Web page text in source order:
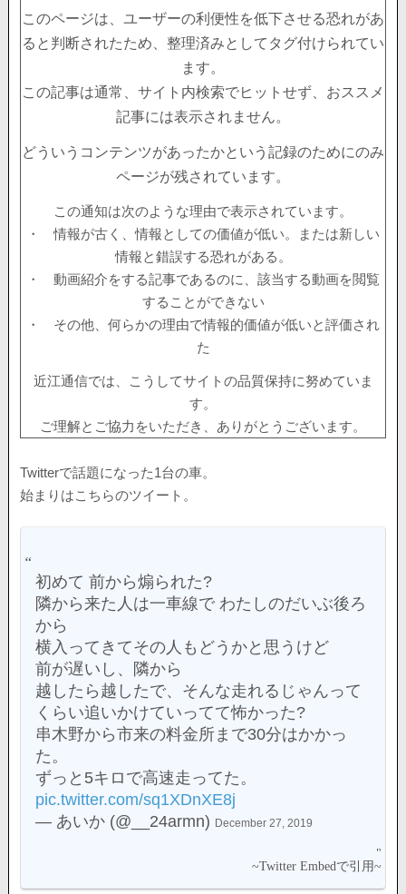
このページは、ユーザーの利便性を低下させる恐れがあ
ると判断されたため、整理済みとしてタグ付けられてい
ます。
この記事は通常、サイト内検索でヒットせず、おススメ
記事には表示されません。
どういうコンテンツがあったかという記録のためにのみ
ページが残されています。
この通知は次のような理由で表示されています。
・ 情報が古く、情報としての価値が低い。または新しい
情報と錯誤する恐れがある。
・ 動画紹介をする記事であるのに、該当する動画を閲覧
することができない
・ その他、何らかの理由で情報的価値が低いと評価され
た
近江通信では、こうしてサイトの品質保持に努めていま
す。
ご理解とご協力をいただき、ありがとうございます。
Twitterで話題になった1台の車。
始まりはこちらのツイート。
初めて 前から煽られた?
隣から来た人は一車線で わたしのだいぶ後ろ
から
横入ってきてその人もどうかと思うけど
前が遅いし、隣から
越したら越したで、そんな走れるじゃんって
くらい追いかけていってて怖かった?
串木野から市来の料金所まで30分はかかっ
た。
ずっと5キロで高速走ってた。
pic.twitter.com/sq1XDnXE8j
— あいか (@__24armn) December 27, 2019